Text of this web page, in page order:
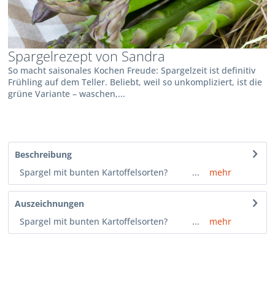
Spargelrezept von Sandra
So macht saisonales Kochen Freude: Spargelzeit ist definitiv
Frühling auf dem Teller. Beliebt, weil so unkompliziert, ist die
grüne Variante – waschen,...
Beschreibung
Spargel mit bunten Kartoffelsorten? ...
mehr
Auszeichnungen
Spargel mit bunten Kartoffelsorten? ...
mehr